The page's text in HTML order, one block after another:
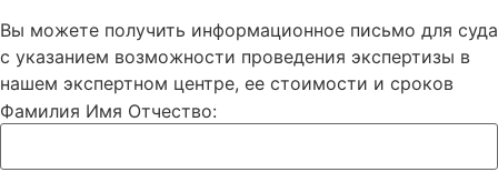
Вы можете получить информационное письмо для суда
с указанием возможности проведения экспертизы в
нашем экспертном центре, ее стоимости и сроков
Фамилия Имя Отчество: